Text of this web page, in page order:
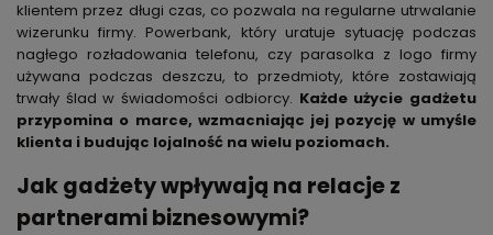
klientem przez długi czas, co pozwala na regularne utrwalanie
wizerunku firmy. Powerbank, który uratuje sytuację podczas
nagłego rozładowania telefonu, czy parasolka z logo firmy
używana podczas deszczu, to przedmioty, które zostawiają
trwały ślad w świadomości odbiorcy. Każde użycie gadżetu
przypomina o marce, wzmacniając jej pozycję w umyśle
klienta i budując lojalność na wielu poziomach.
Jak gadżety wpływają na relacje z
partnerami biznesowymi?